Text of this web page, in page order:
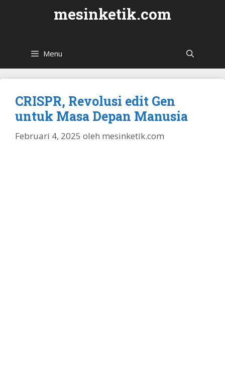
mesinketik.com
Menu
CRISPR, Revolusi edit Gen
untuk Masa Depan Manusia
Februari 4, 2025 oleh mesinketik.com